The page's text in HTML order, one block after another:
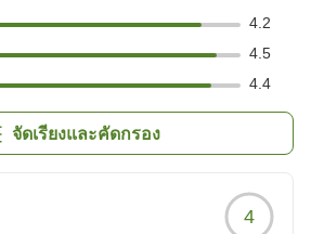
4.2
4.5
4.4
จัดเรียงและคัดกรอง
4